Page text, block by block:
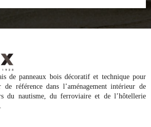
de panneaux bois décoratif et technique pour
de référence dans l’aménagement intérieur de
du nautisme, du ferroviaire et de l’hôtellerie